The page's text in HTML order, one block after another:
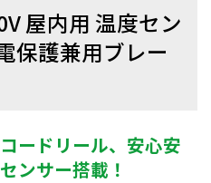
屋内用 温度セン
保護兼用ブレー
ードリール、安心安
ンサー搭載！